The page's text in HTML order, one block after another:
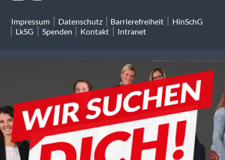
Impressum Datenschutz Barrierefreiheit
HinSchG
LkSG
Spenden Kontakt Intranet